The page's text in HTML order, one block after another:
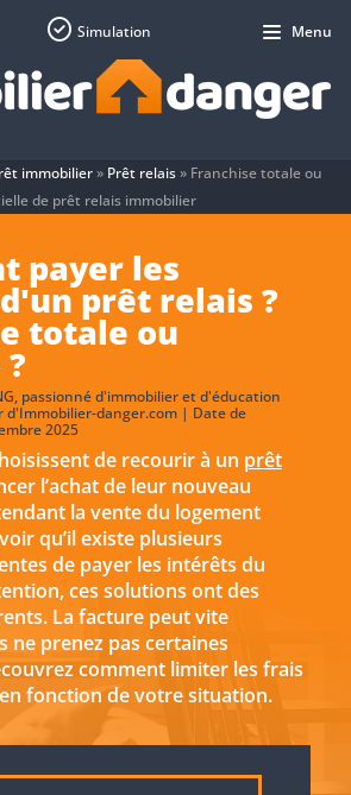
immobilier» Prêt relais» Franchise totale ou
de prêt relais immobilier
payer les
prêt relais ?
totale ou
, passionné d'immobilier et d'éducation
danger.com | Date de
2025
de recourir à un prêt
l’achat de leur nouveau
la vente du logement
qu’il existe plusieurs
de payer les intérêts du
ces solutions ont des
La facture peut vite
ne prenez pas certaines
comment limiter les frais
fonction de votre situation.
Simulation Menu